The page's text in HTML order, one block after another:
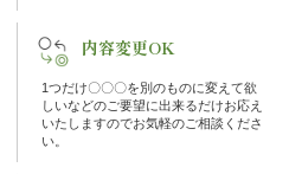
内容変更OK
1つだけ〇〇〇を別のものに変えて欲
しいなどのご要望に出来るだけお応え
いたしますのでお気軽のご相談くださ
い。